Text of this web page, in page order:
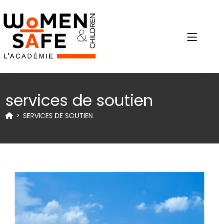
services de soutien
> SERVICES DE SOUTIEN